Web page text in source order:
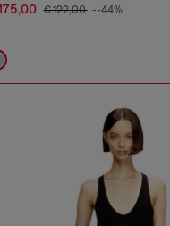
€ 122,00 --44%